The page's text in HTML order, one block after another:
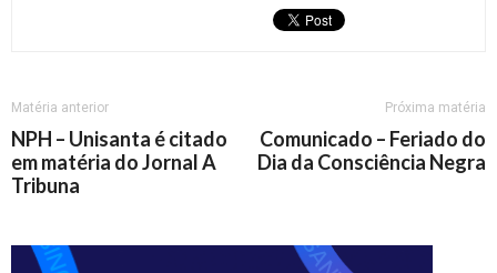
Matéria anterior
NPH – Unisanta é citado
em matéria do Jornal A
Tribuna
Próxima matéria
Comunicado – Feriado do
Dia da Consciência Negra